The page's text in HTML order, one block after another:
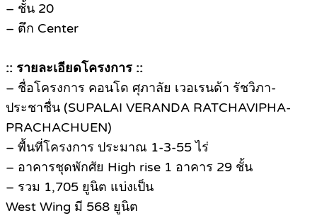
– ชั้น 20
– ตึก Center
:: รายละเอียดโครงการ ::
– ชื่อโครงการ คอนโด ศุภาลัย เวอเรนด้า รัชวิภา-
ประชาชื่น (SUPALAI VERANDA RATCHAVIPHA-
PRACHACHUEN)
– พื้นที่โครงการ ประมาณ 1-3-55 ไร่
– อาคารชุดพักศัย High rise 1 อาคาร 29 ชั้น
– รวม 1,705 ยูนิต แบ่งเป็น
West Wing มี 568 ยูนิต